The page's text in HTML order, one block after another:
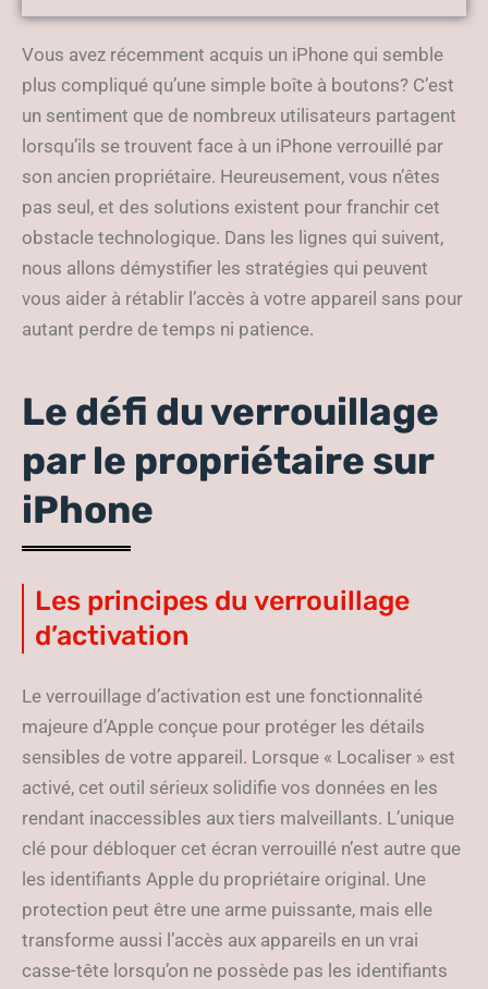
efficaces
Vous avez récemment acquis un iPhone qui semble
plus compliqué qu’une simple boîte à boutons? C’est
un sentiment que de nombreux utilisateurs partagent
lorsqu’ils se trouvent face à un iPhone verrouillé par
son ancien propriétaire. Heureusement, vous n’êtes
pas seul, et des solutions existent pour franchir cet
obstacle technologique. Dans les lignes qui suivent,
nous allons démystifier les stratégies qui peuvent
vous aider à rétablir l’accès à votre appareil sans pour
autant perdre de temps ni patience.
Le défi du verrouillage
par le propriétaire sur
iPhone
Les principes du verrouillage
d’activation
Le verrouillage d’activation est une fonctionnalité
majeure d’Apple conçue pour protéger les détails
sensibles de votre appareil. Lorsque « Localiser » est
activé, cet outil sérieux solidifie vos données en les
rendant inaccessibles aux tiers malveillants. L’unique
clé pour débloquer cet écran verrouillé n’est autre que
les identifiants Apple du propriétaire original. Une
protection peut être une arme puissante, mais elle
transforme aussi l’accès aux appareils en un vrai
casse-tête lorsqu’on ne possède pas les identifiants